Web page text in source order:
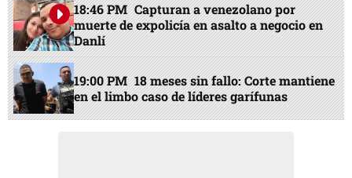
18:46 PM Capturan a venezolano por
muerte de expolicía en asalto a negocio en
Danlí
19:00 PM 18 meses sin fallo: Corte mantiene
en el limbo caso de líderes garífunas